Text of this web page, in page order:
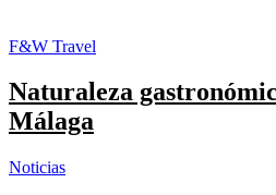
F&W Travel
Naturaleza
Málaga
Noticias